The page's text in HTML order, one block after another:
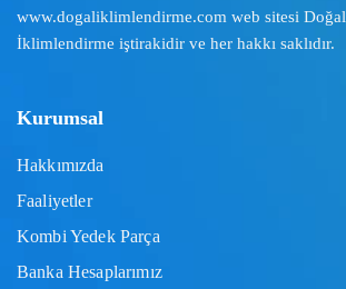
www.dogaliklimlendirme.com web sitesi Doğal
İklimlendirme iştirakidir ve her hakkı saklıdır.
Kurumsal
Hakkımızda
Faaliyetler
Kombi Yedek Parça
Banka Hesaplarımız